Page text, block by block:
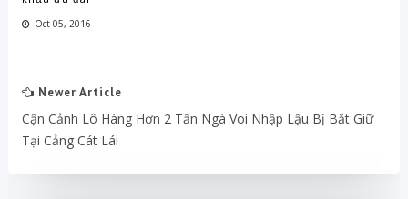
Oct 05, 2016
Newer Article
Cận Cảnh Lô Hàng Hơn 2 Tấn Ngà Voi Nhập Lậu Bị Bắt Giữ
Tại Cảng Cát Lái